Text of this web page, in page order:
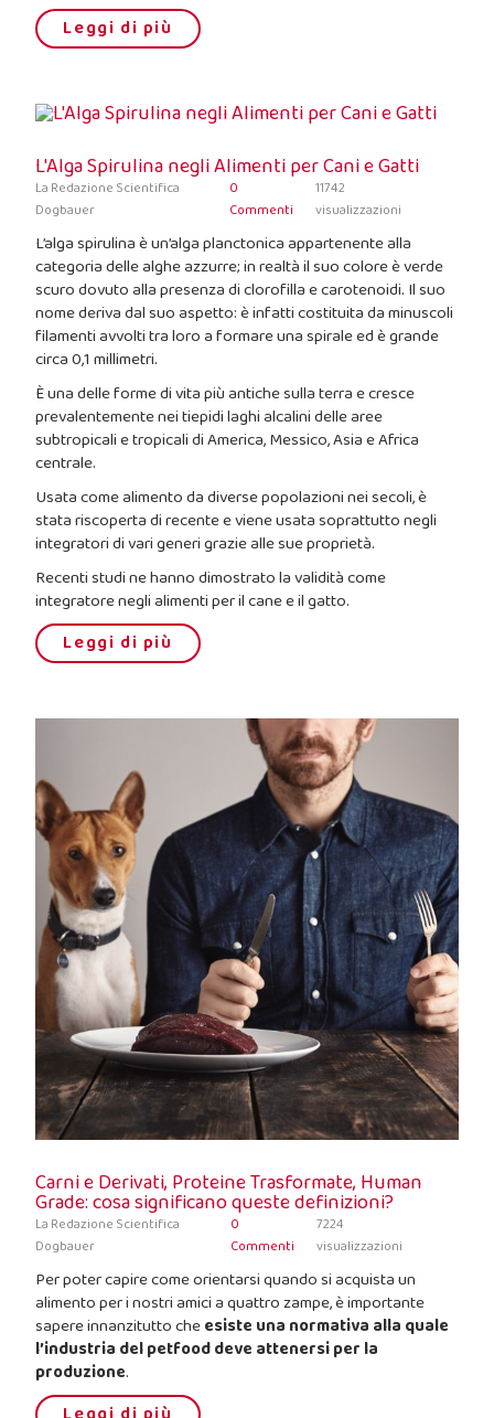
Leggi di più
L'Alga Spirulina negli Alimenti per Cani e Gatti
La Redazione Scientifica
Dogbauer
0
Commenti
11742
visualizzazioni
L’alga spirulina è un’alga planctonica appartenente alla
categoria delle alghe azzurre; in realtà il suo colore è verde
scuro dovuto alla presenza di clorofilla e carotenoidi. Il suo
nome deriva dal suo aspetto: è infatti costituita da minuscoli
filamenti avvolti tra loro a formare una spirale ed è grande
circa 0,1 millimetri.
È una delle forme di vita più antiche sulla terra e cresce
prevalentemente nei tiepidi laghi alcalini delle aree
subtropicali e tropicali di America, Messico, Asia e Africa
centrale.
Usata come alimento da diverse popolazioni nei secoli, è
stata riscoperta di recente e viene usata soprattutto negli
integratori di vari generi grazie alle sue proprietà.
Recenti studi ne hanno dimostrato la validità come
integratore negli alimenti per il cane e il gatto.
Leggi di più
Carni e Derivati, Proteine Trasformate, Human
Grade: cosa significano queste definizioni?
La Redazione Scientifica
Dogbauer
0
Commenti
7224
visualizzazioni
Per poter capire come orientarsi quando si acquista un
alimento per i nostri amici a quattro zampe, è importante
sapere innanzitutto cheesiste una normativa alla quale
l’industria del petfood deve attenersi per la
produzione.